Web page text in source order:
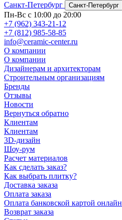
Санкт-Петербург
Санкт-Петербург
Пн-Вс с 10:00 до 20:00
+7 (962) 343-21-12
+7 (812) 985-58-85
info@ceramic-center.ru
О компании
О компании
Дизайнерам и архитекторам
Строительным организациям
Бренды
Отзывы
Новости
Вернуться обратно
Клиентам
Клиентам
3D-дизайн
Шоу-рум
Расчет материалов
Как сделать заказ?
Как выбрать плитку?
Доставка заказа
Оплата заказа
Оплата банковской картой онлайн
Возврат заказа